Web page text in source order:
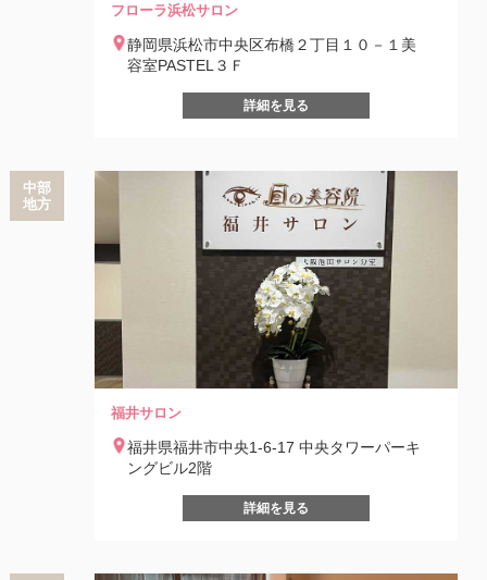
フローラ浜松サロン
静岡県浜松市中央区布橋２丁目１０－１美
容室PASTEL３Ｆ
詳細を見る
中部
地方
福井サロン
福井県福井市中央1-6-17 中央タワーパーキ
ングビル2階
詳細を見る